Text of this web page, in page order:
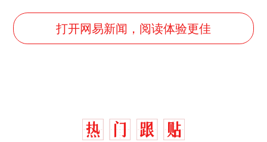
打开网易新闻，阅读体验更佳